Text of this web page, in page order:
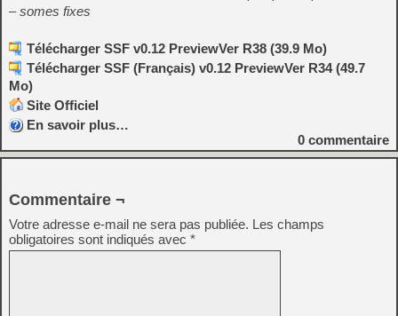
– somes fixes
Télécharger SSF v0.12 PreviewVer R38 (39.9 Mo)
Télécharger SSF (Français) v0.12 PreviewVer R34 (49.7
Mo)
Site Officiel
En savoir plus…
0 commentaire
Commentaire ¬
Votre adresse e-mail ne sera pas publiée. Les champs
obligatoires sont indiqués avec *